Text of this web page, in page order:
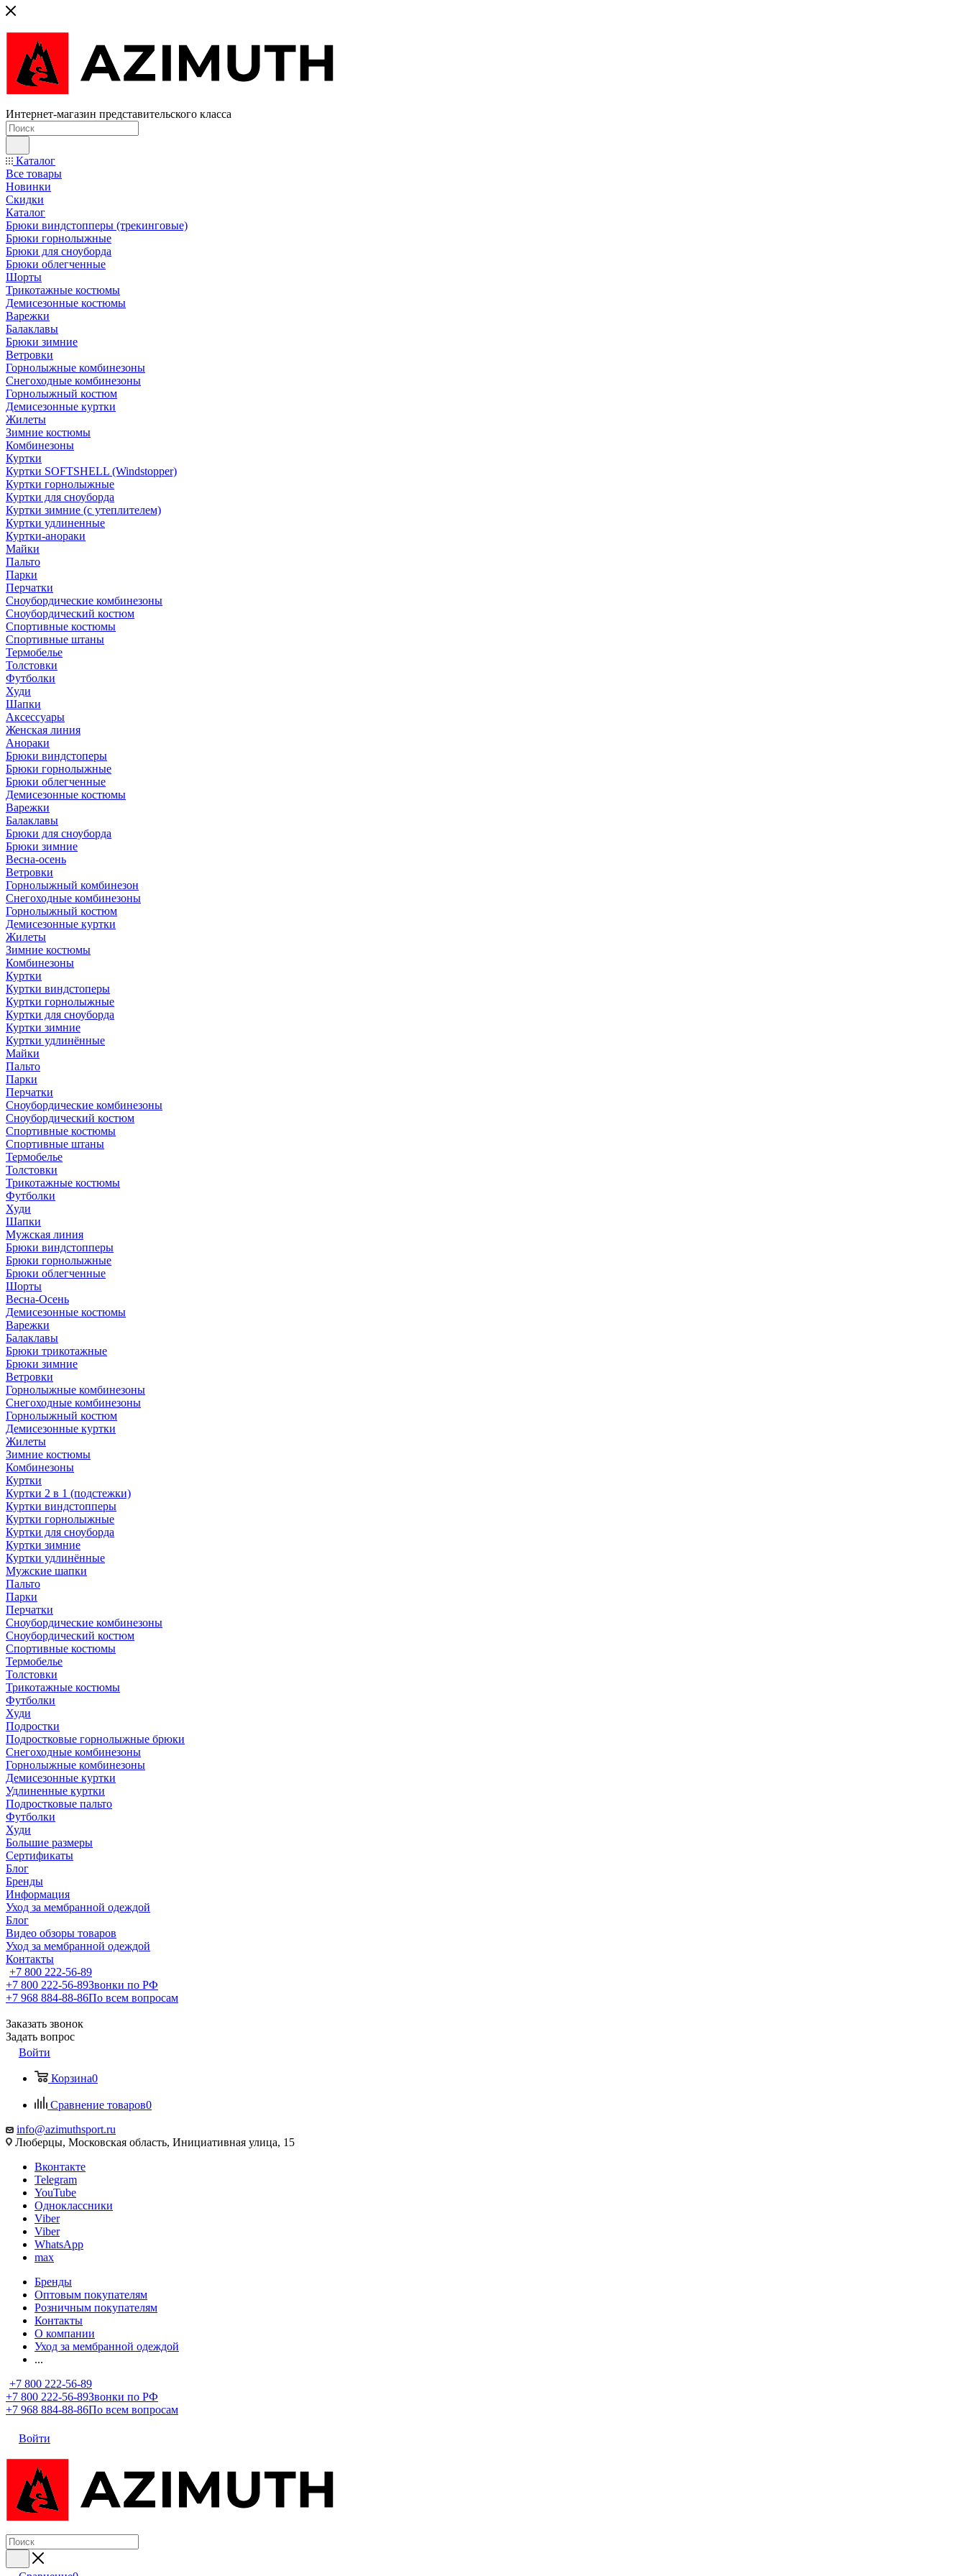
Интернет-магазин представительского класса
Каталог
Все товары
Новинки
Скидки
Каталог
Брюки виндстопперы (трекинговые)
Брюки горнолыжные
Брюки для сноуборда
Брюки облегченные
Шорты
Трикотажные костюмы
Демисезонные костюмы
Варежки
Балаклавы
Брюки зимние
Ветровки
Горнолыжные комбинезоны
Снегоходные комбинезоны
Горнолыжный костюм
Демисезонные куртки
Жилеты
Зимние костюмы
Комбинезоны
Куртки
Куртки SOFTSHELL (Windstopper)
Куртки горнолыжные
Куртки для сноуборда
Куртки зимние (с утеплителем)
Куртки удлиненные
Куртки-анораки
Майки
Пальто
Парки
Перчатки
Сноубордические комбинезоны
Сноубордический костюм
Спортивные костюмы
Спортивные штаны
Термобелье
Толстовки
Футболки
Худи
Шапки
Аксессуары
Женская линия
Анораки
Брюки виндстоперы
Брюки горнолыжные
Брюки облегченные
Демисезонные костюмы
Варежки
Балаклавы
Брюки для сноуборда
Брюки зимние
Весна-осень
Ветровки
Горнолыжный комбинезон
Снегоходные комбинезоны
Горнолыжный костюм
Демисезонные куртки
Жилеты
Зимние костюмы
Комбинезоны
Куртки
Куртки виндстоперы
Куртки горнолыжные
Куртки для сноуборда
Куртки зимние
Куртки удлинённые
Майки
Пальто
Парки
Перчатки
Сноубордические комбинезоны
Сноубордический костюм
Спортивные костюмы
Спортивные штаны
Термобелье
Толстовки
Трикотажные костюмы
Футболки
Худи
Шапки
Мужская линия
Брюки виндстопперы
Брюки горнолыжные
Брюки облегченные
Шорты
Весна-Осень
Демисезонные костюмы
Варежки
Балаклавы
Брюки трикотажные
Брюки зимние
Ветровки
Горнолыжные комбинезоны
Снегоходные комбинезоны
Горнолыжный костюм
Демисезонные куртки
Жилеты
Зимние костюмы
Комбинезоны
Куртки
Куртки 2 в 1 (подстежки)
Куртки виндстопперы
Куртки горнолыжные
Куртки для сноуборда
Куртки зимние
Куртки удлинённые
Мужские шапки
Пальто
Парки
Перчатки
Сноубордические комбинезоны
Сноубордический костюм
Спортивные костюмы
Термобелье
Толстовки
Трикотажные костюмы
Футболки
Худи
Подростки
Подростковые горнолыжные брюки
Снегоходные комбинезоны
Горнолыжные комбинезоны
Демисезонные куртки
Удлиненные куртки
Подростковые пальто
Футболки
Худи
Большие размеры
Сертификаты
Блог
Бренды
Информация
Уход за мембранной одеждой
Блог
Видео обзоры товаров
Уход за мембранной одеждой
Контакты
+7 800 222-56-89
+7 800 222-56-89Звонки по РФ
+7 968 884-88-86По всем вопросам
Заказать звонок
Задать вопрос
Войти
Корзина0
Сравнение товаров0
info@azimuthsport.ru
Люберцы, Московская область, Инициативная улица, 15
Вконтакте
Telegram
YouTube
Одноклассники
Viber
Viber
WhatsApp
max
Бренды
Оптовым покупателям
Розничным покупателям
Контакты
О компании
Уход за мембранной одеждой
...
+7 800 222-56-89
+7 800 222-56-89Звонки по РФ
+7 968 884-88-86По всем вопросам
Войти